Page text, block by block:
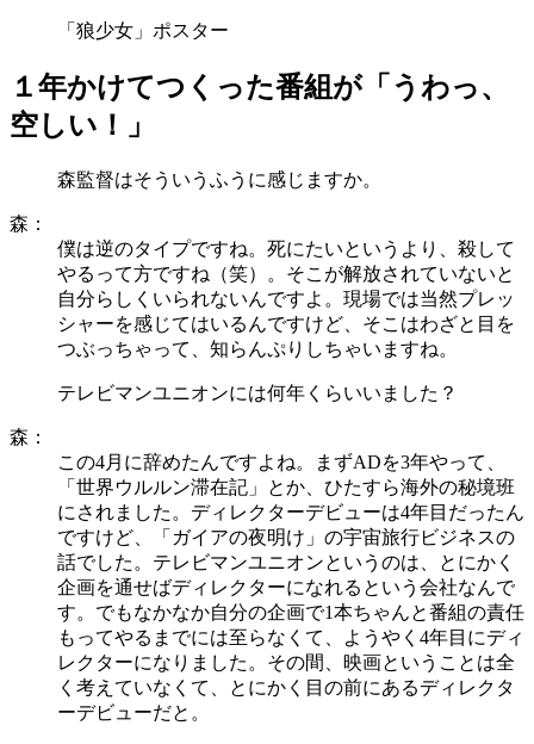
「狼少女」ポスター
１年かけてつくった番組が「うわっ、
空しい！」
森監督はそういうふうに感じますか。
森：
僕は逆のタイプですね。死にたいというより、殺して
やるって方ですね（笑）。そこが解放されていないと
自分らしくいられないんですよ。現場では当然プレッ
シャーを感じてはいるんですけど、そこはわざと目を
つぶっちゃって、知らんぷりしちゃいますね。
テレビマンユニオンには何年くらいいました？
森：
この4月に辞めたんですよね。まずADを3年やって、
「世界ウルルン滞在記」とか、ひたすら海外の秘境班
にされました。ディレクターデビューは4年目だったん
ですけど、「ガイアの夜明け」の宇宙旅行ビジネスの
話でした。テレビマンユニオンというのは、とにかく
企画を通せばディレクターになれるという会社なんで
す。でもなかなか自分の企画で1本ちゃんと番組の責任
もってやるまでには至らなくて、ようやく4年目にディ
レクターになりました。その間、映画ということは全
く考えていなくて、とにかく目の前にあるディレクタ
ーデビューだと。